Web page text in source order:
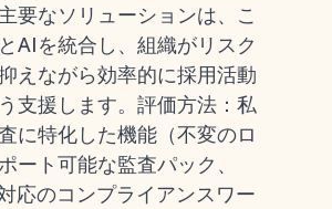
要なソリューションは、こ
AIを統合し、組織がリスク
えながら効率的に採用活動
支援します。評価方法：私
に特化した機能（不変のロ
ート可能な監査パック、
応のコンプライアンスワー